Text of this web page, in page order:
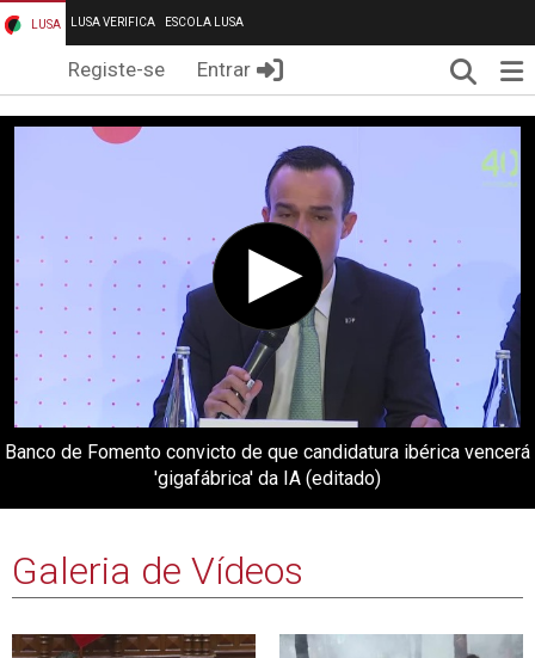
LUSA LUSA VERIFICA ESCOLA LUSA
Registe-se Entrar
Banco de Fomento convicto de que candidatura ibérica vencerá
'gigafábrica' da IA (editado)
Galeria de Vídeos